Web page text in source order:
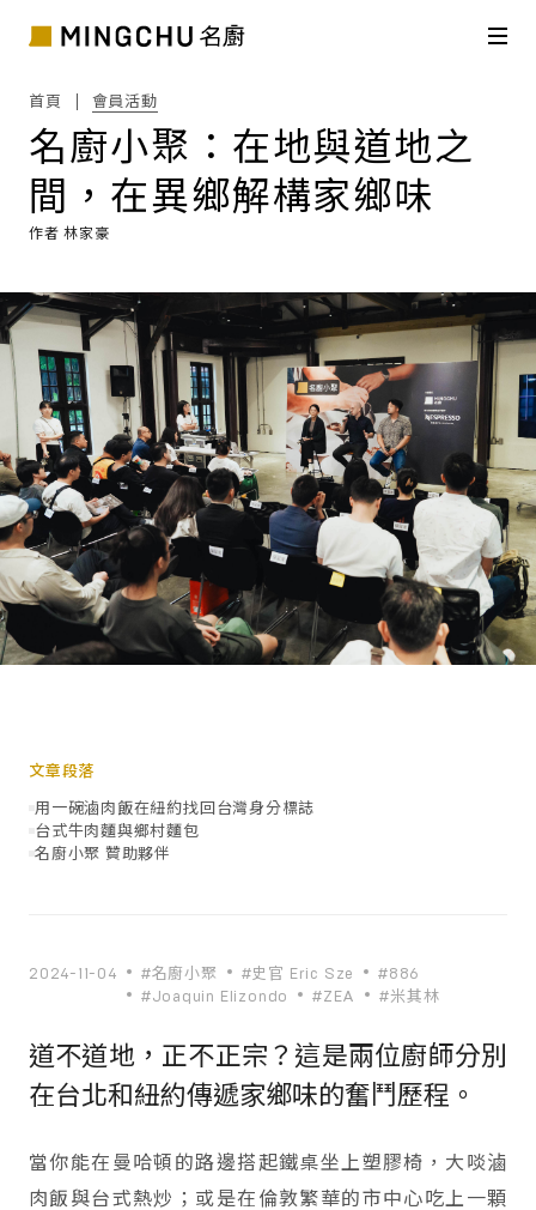
首頁 會員活動
名廚小聚：在地與道地之
間，在異鄉解構家鄉味
作者 林家豪
2024-11-04 #名廚小聚 #史官 Eric Sze
#886
#Joaquin Elizondo
#ZEA #米其林
道不道地，正不正宗？這是兩位廚師分別
在台北和紐約傳遞家鄉味的奮鬥歷程。
當你能在曼哈頓的路邊搭起鐵桌坐上塑膠椅，大啖滷
肉飯與台式熱炒；或是在倫敦繁華的市中心吃上一顆
文章段落
用一碗滷肉飯在紐約找回台灣身分標誌
台式牛肉麵與鄉村麵包
名廚小聚 贊助夥伴